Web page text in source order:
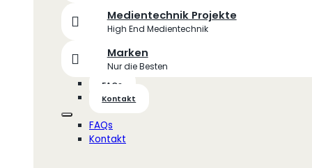
Medientechnik Projekte
High End Medientechnik
Marken
Nur die Besten
FAQs
Kontakt
FAQs
Kontakt